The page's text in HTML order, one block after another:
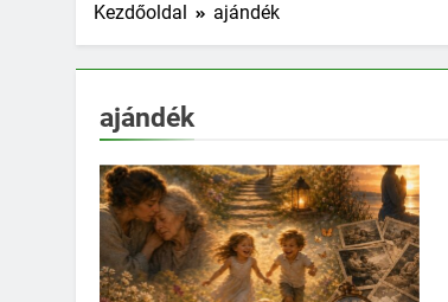
Kezdőoldal ajándék
ajándék